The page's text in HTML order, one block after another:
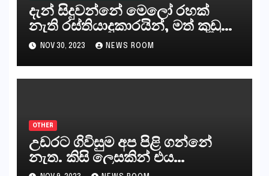
දැන් සිදුවන්නේ මෙලෝ රහක්
නැති රස්තියාදුකාරයින්, මත් කුඩු
ගෙන්වන්නන් සහ අලෙවි
කරන්නන්,කැලෑපාළුවන්, මහජන
නියෝජිතයින්
NOV 30, 2023 NEWS ROOM
OTHER
උඩරට ගිවිසුම අප පිළි ගන්නේ
නැත. කිසි ලෙසකින් එය
නීත්‍යානුකූල ලියවිල්ලක් නො වේ.